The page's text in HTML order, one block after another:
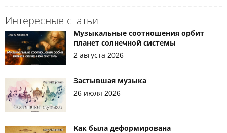
Интересные статьи
Музыкальные соотношения орбит
планет солнечной системы
2 августа 2026
Застывшая музыка
26 июля 2026
Как была деформирована